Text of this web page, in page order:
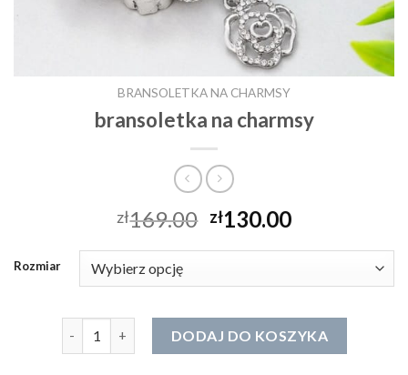
BRANSOLETKA NA CHARMSY
bransoletka na charmsy
zł169.00 zł130.00
Rozmiar
DODAJ DO KOSZYKA